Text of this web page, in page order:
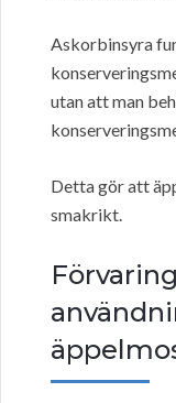
Askorbinsyra
utan att man
Detta gör att
smakrikt.